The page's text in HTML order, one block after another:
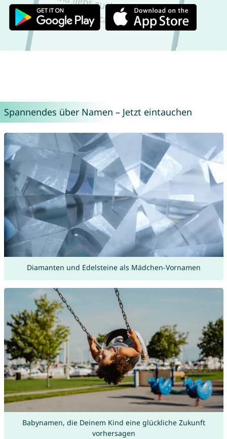
Spannendes über Namen – Jetzt eintauchen
Diamanten und Edelsteine als Mädchen-Vornamen
Babynamen, die Deinem Kind eine glückliche Zukunft
vorhersagen